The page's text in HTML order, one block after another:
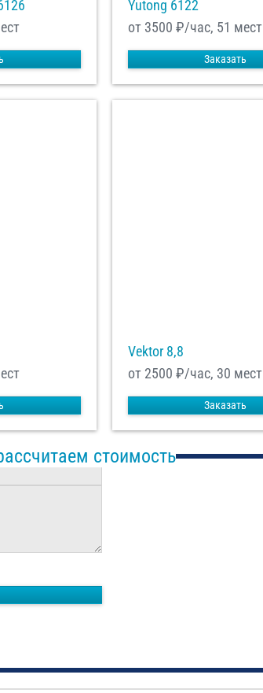
Yutong 6122
от 3500 ₽/час, 51 мест
Заказать
Vektor 8,8
от 2500 ₽/час, 30 мест
Заказать
стоимость